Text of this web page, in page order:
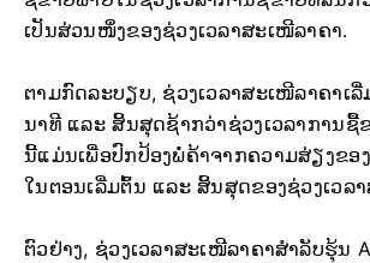
ເປັນສ່ວນໜຶ່ງຂອງຊ່ວງເວລາສະເໜີລາຄາ.
ຕາມກົດລະບຽບ, ຊ່ວງເວລາສະເໜີລາຄາເ
ນາທີ ແລະ ສິ້ນສຸດຊ້າກວ່າຊ່ວງເວລາການຊື້
ນີ້ແມ່ນເພື່ອປົກປ້ອງພໍ່ຄ້າຈາກຄວາມສ່ຽງຂ
ໃນຕອນເລີ່ມຕົ້ນ ແລະ ສິ້ນສຸດຂອງຊ່ວງເວລ
ຕົວຢ່າງ, ຊ່ວງເວລາສະເໜີລາຄາສຳລັບຮຸ້ນ